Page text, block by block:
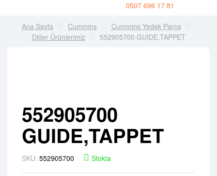
0507 696 17 81
Ana Sayfa Cummins
Cummins Yedek Parça
Diğer Ürünlerimiz
552905700 GUIDE,TAPPET
552905700
GUIDE,TAPPET
SKU: 552905700 Stokta